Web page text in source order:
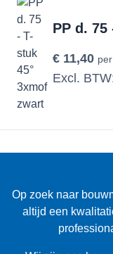
€ 11,40
Excl.
Op zoek naar
altijd een